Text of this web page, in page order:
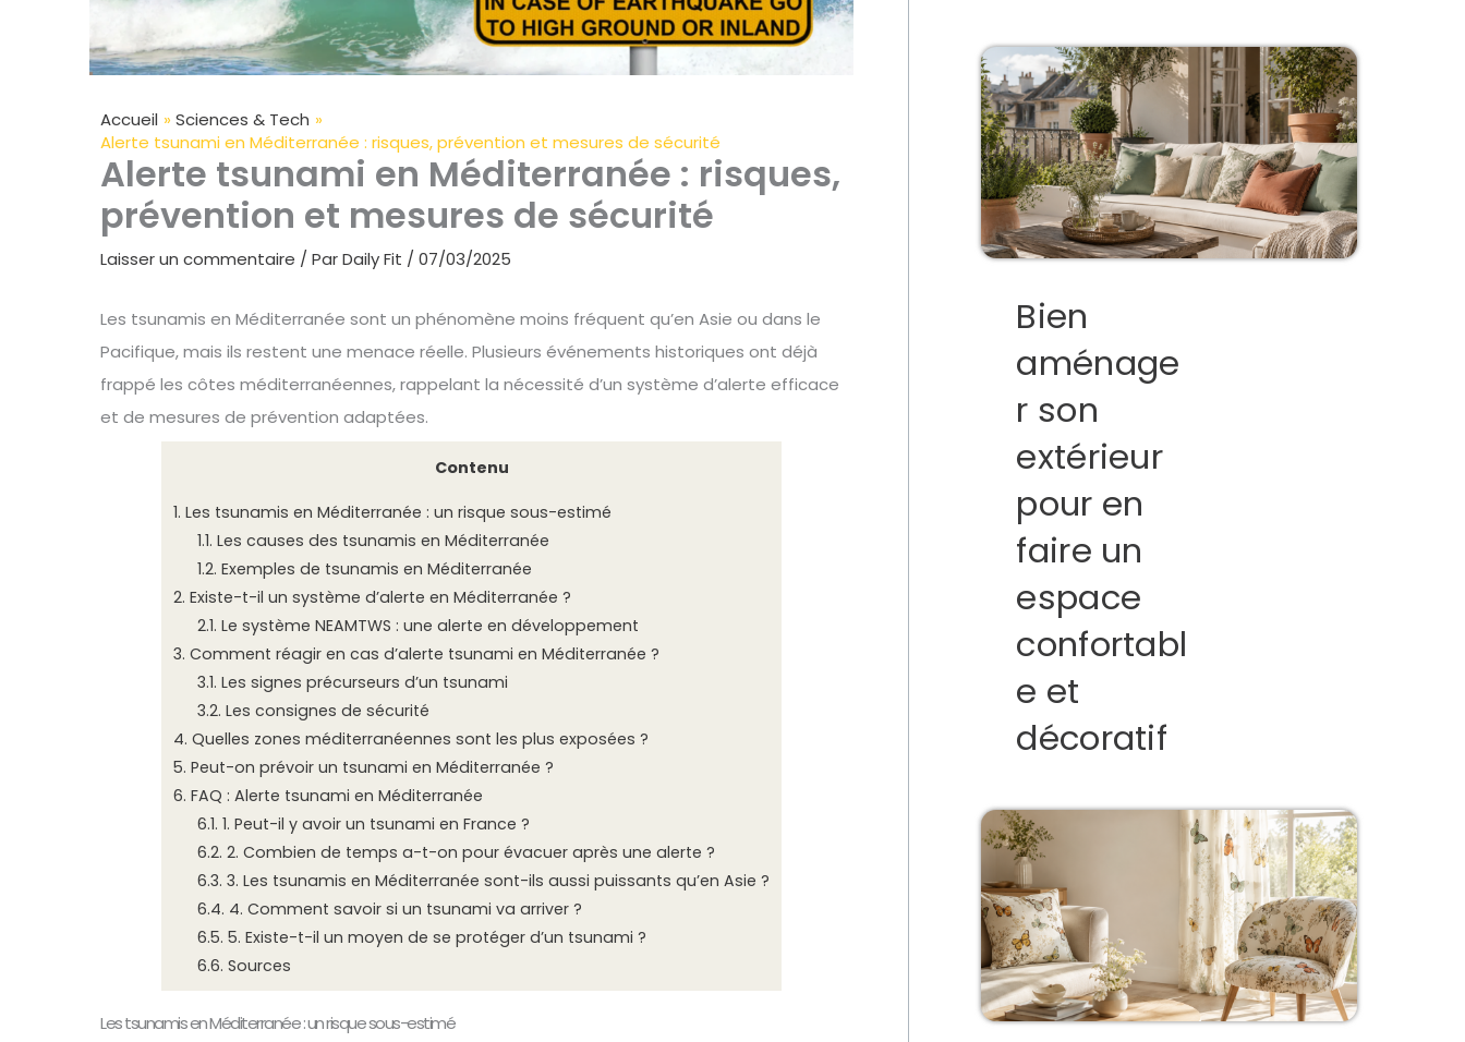
Accueil
Sciences & Tech
Alerte tsunami en Méditerranée : risques, prévention et mesures de sécurité
Alerte tsunami en Méditerranée : risques,
prévention et mesures de sécurité
Laisser un commentaire / ParDaily Fit / 07/03/2025
Les tsunamis en Méditerranée sont un phénomène moins fréquent qu’en Asie ou dans le
Pacifique, mais ils restent une menace réelle. Plusieurs événements historiques ont déjà
frappé les côtes méditerranéennes, rappelant la nécessité d’un système d’alerte efficace
et de mesures de prévention adaptées.
Contenu
1. Les tsunamis en Méditerranée : un risque sous-estimé
1.1. Les causes des tsunamis en Méditerranée
1.2. Exemples de tsunamis en Méditerranée
2. Existe-t-il un système d’alerte en Méditerranée ?
2.1. Le système NEAMTWS : une alerte en développement
3. Comment réagir en cas d’alerte tsunami en Méditerranée ?
3.1. Les signes précurseurs d’un tsunami
3.2. Les consignes de sécurité
4. Quelles zones méditerranéennes sont les plus exposées ?
5. Peut-on prévoir un tsunami en Méditerranée ?
6. FAQ : Alerte tsunami en Méditerranée
6.1. 1. Peut-il y avoir un tsunami en France ?
6.2. 2. Combien de temps a-t-on pour évacuer après une alerte ?
6.3. 3. Les tsunamis en Méditerranée sont-ils aussi puissants qu’en Asie ?
6.4. 4. Comment savoir si un tsunami va arriver ?
6.5. 5. Existe-t-il un moyen de se protéger d’un tsunami ?
6.6. Sources
Les tsunamis en Méditerranée : un risque sous-estimé
Bien
aménage
r son
extérieur
pour en
faire un
espace
confortabl
e et
décoratif